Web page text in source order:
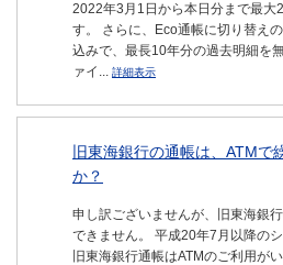
2022年3月1日から本日分まで最大
す。 さらに、Eco通帳に切り替え
込みで、最長10年分の過去明細を
ァイ... 詳細表示
旧東海銀行の通帳は、ATMで
か？
申し訳ございませんが、旧東海銀
できません。 平成20年7月以降の
旧東海銀行通帳はATMのご利用が